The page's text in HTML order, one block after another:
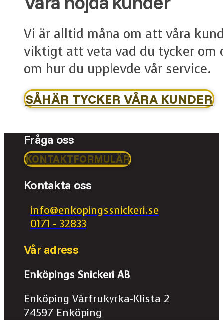
Vi är alltid måna om att våra
viktigt att veta vad du tycker om
om hur du upplevde vår service.
SÅHÄR TYCKER VÅRA KUNDER
Fråga oss
KONTAKTFORMULÄR
Kontakta oss
info@enkopingssnickeri.se
0171 - 32833
Vår adress
Enköpings Snickeri AB
Enköping Vårfrukyrka-Klista 2
74597 Enköping